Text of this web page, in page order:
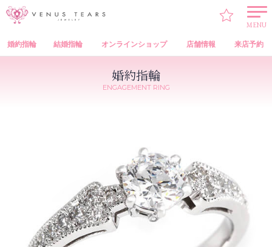
MENU
婚約指輪 結婚指輪 オンラインショップ 店舗情報 来店予約
VENUS TEARS > ACE3-05
婚約指輪
ENGAGEMENT RING